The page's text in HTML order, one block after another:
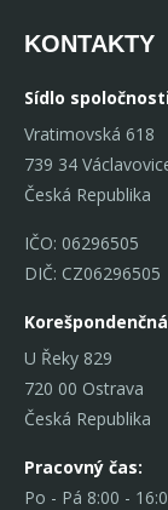
KONTAKTY
Sídlo
Vratimovská 618
739 34
Česká Republika
IČO: 06296505
DIČ: CZ06296505
U Řeky 829
720 00 Ostrava
Česká Republika
Pracovný čas:
Po - Pá 8:00 -